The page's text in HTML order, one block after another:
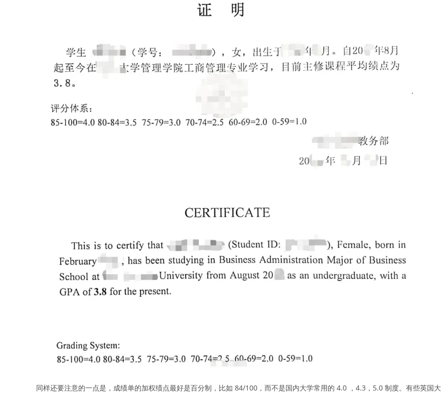
同样还要注意的一点是，成绩单的加权绩点最好是百分制，比如 84/100，而不是国内大学常用的 4.0 ，4.3，5.0 制度。有些英国大